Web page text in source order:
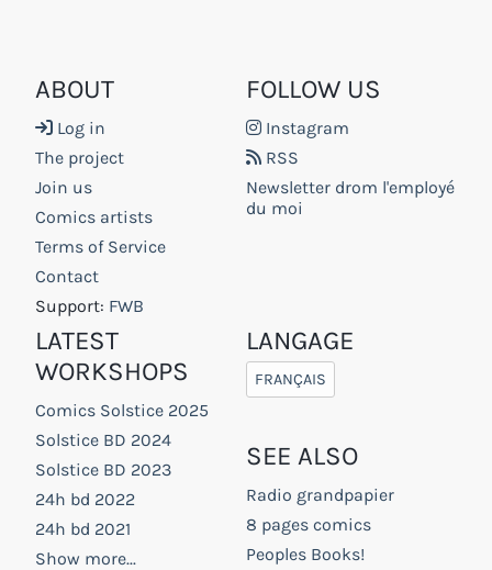
ABOUT
Log in
The project
Join us
Comics artists
Terms of Service
Contact
Support: FWB
FOLLOW US
Instagram
RSS
Newsletter drom l'employé
du moi
LATEST
WORKSHOPS
Comics Solstice 2025
Solstice BD 2024
Solstice BD 2023
24h bd 2022
24h bd 2021
Show more...
LANGAGE
FRANÇAIS
SEE ALSO
Radio grandpapier
8 pages comics
Peoples Books!